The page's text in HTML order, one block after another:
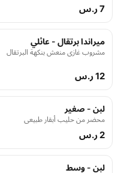
7 ر.س
ميراندا برتقال - عائلي
مشروب غازي منعش بنكهة البرتقال
12 ر.س
لبن - صغير
محضر من حليب أبقار طبيعي
2 ر.س
لبن - وسط